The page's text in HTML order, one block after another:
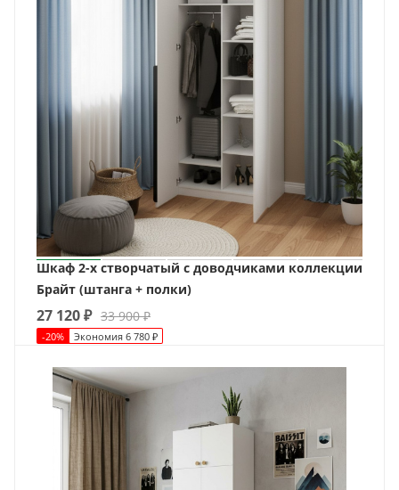
Шкаф 2-х створчатый с доводчиками коллекции
Брайт (штанга + полки)
27 120₽ 33 900₽
-20% Экономия 6 780 ₽